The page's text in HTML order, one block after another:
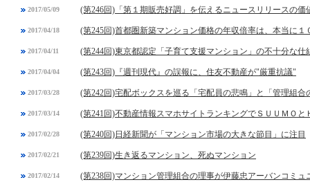
2017/05/09 (第246回)「第１期販売好調」を伝えるニュースリリースの価
2017/04/18 (第245回)首都圏新築マンション価格の年収倍率は、本当に１
2017/04/11 (第244回)東京都認定「子育て支援マンション」の不十分な仕
2017/04/04 (第243回)『週刊現代』の誤報に、住友不動産が"厳重抗議"
2017/03/28 (第242回)宅配ボックスを巡る「宅配員の悲鳴」と「管理組合
2017/03/14 (第241回)不動産情報スマホサイトランキングでＳＵＵＭＯと
2017/02/28 (第240回)日経新聞が「マンション市場の大きな節目」に注目
2017/02/21 (第239回)生き返るマンション、死ぬマンション
2017/02/14 (第238回)マンション管理組合の理事が伊藤忠アーバンコミュ